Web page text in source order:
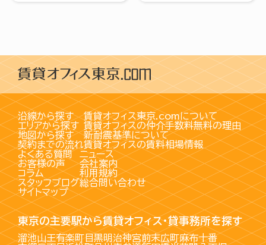
沿線から探す
エリアから探す
地図から探す
契約までの流れ
賃貸オフィス東京.comについて
賃貸オフィスの仲介手数料無料の理由
新耐震基準について
賃貸オフィスの賃料相場情報
よくある質問
お客様の声
コラム
スタッフブログ
サイトマップ
ニュース
会社案内
利用規約
総合問い合わせ
東京の主要駅から賃貸オフィス・貸事務所を探す
溜池山王有楽町目黒明治神宮前末広町麻布十番